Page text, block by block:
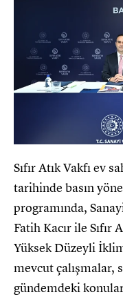
Sıfır Atık Vakfı ev
tarihinde basın
programında,
Fatih Kacır ile Sıfır
Yüksek Düzeyli
mevcut çalışmalar,
gündemdeki